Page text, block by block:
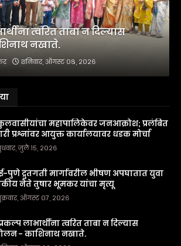
त्वरित ताबा न दिल्यास
नखाते.
शनिवार, ऑगस्ट ०८, २०२६
महापालिकेवर जनआक्रोश; प्रलंबित
प्रश्नांवर आयुक्त कार्यालयावर धडक मोर्चा
जुलै १५, २०२६
पुणे द्रुतगती मार्गावरील भीषण अपघातात युवा
नेते तुषार भूमकर यांचा मृत्यू
ऑगस्ट ०७, २०२६
लाभार्थींना त्वरित ताबा न दिल्यास
- काशिनाथ नखाते.